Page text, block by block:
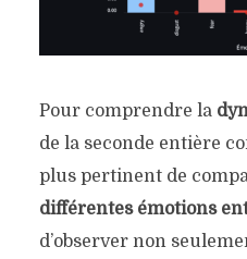
Pour comprendre la
de la seconde entière
plus pertinent de
différentes émotions
d’observer non